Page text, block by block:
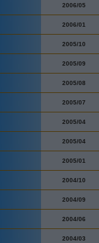
2006/05
2006/01
2005/10
2005/09
2005/08
2005/07
2005/04
2005/04
2005/01
2004/10
2004/09
2004/06
2004/03